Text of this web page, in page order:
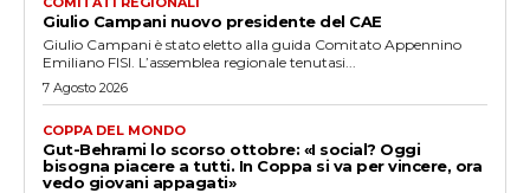
Giulio Campani nuovo presidente del CAE
Giulio Campani è stato eletto alla guida Comitato Appennino
Emiliano FISI. L’assemblea regionale tenutasi...
7 Agosto 2026
COPPA DEL MONDO
Gut-Behrami lo scorso ottobre: «I social? Oggi
bisogna piacere a tutti. In Coppa si va per vincere, ora
vedo giovani appagati»